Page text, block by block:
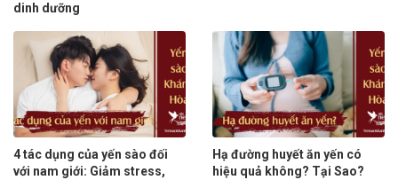
dinh dưỡng
4 tác dụng của yến sào đối
với nam giới: Giảm stress,
Hạ đường huyết ăn yến có
hiệu quả không? Tại Sao?